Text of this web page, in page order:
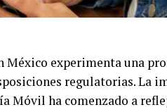
México experimenta una
regulatorias. La
Móvil ha comenzado a